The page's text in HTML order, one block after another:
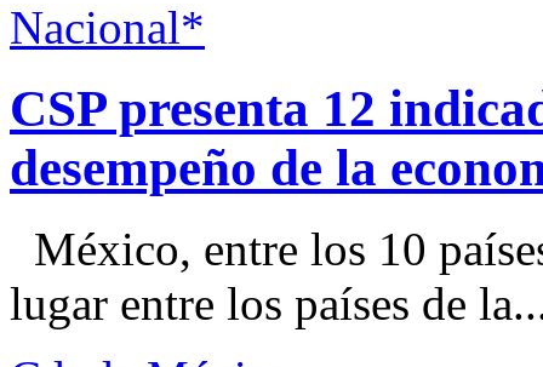
Nacional*
CSP presenta 12
desempeño de la
México, entre los 10
lugar entre los países de